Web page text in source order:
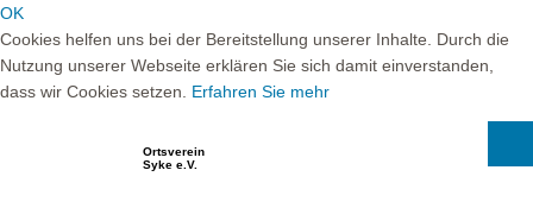
OK
Cookies helfen uns bei der Bereitstellung unserer Inhalte. Durch die
Nutzung unserer Webseite erklären Sie sich damit einverstanden,
dass wir Cookies setzen. Erfahren Sie mehr
Ortsverein
Syke e.V.